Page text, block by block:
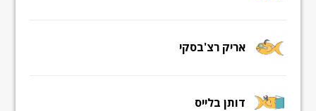
אריק רצ'בסקי
דותן בלייס